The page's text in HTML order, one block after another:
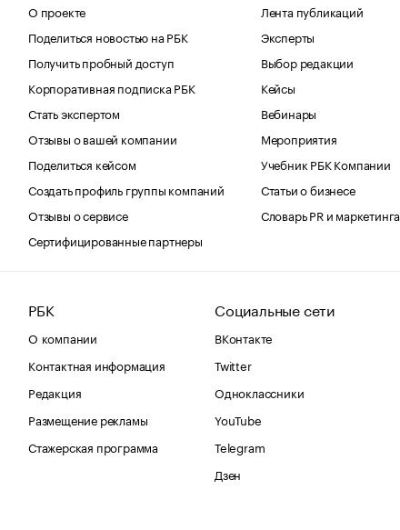
О проекте
Поделиться новостью на РБК
Получить пробный доступ
Корпоративная подписка РБК
Стать экспертом
Отзывы о вашей компании
Поделиться кейсом
Создать профиль группы компаний
Отзывы о сервисе
Сертифицированные партнеры
Лента публикаций
Эксперты
Выбор редакции
Кейсы
Вебинары
Мероприятия
Учебник РБК Компании
Статьи о бизнесе
Словарь PR и маркетинга
РБК
О компании
Контактная информация
Редакция
Размещение рекламы
Стажерская программа
Социальные сети
ВКонтакте
Twitter
Одноклассники
YouTube
Telegram
Дзен